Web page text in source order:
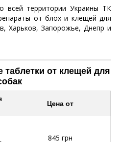
всей территории Украины ТК
от блох и клещей для
Харьков, Запорожье, Днепр и
от клещей для
Цена от
845 грн